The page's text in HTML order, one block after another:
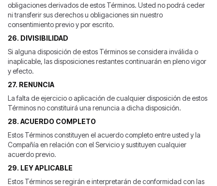
obligaciones derivados de estos Términos. Usted no podrá ceder
ni transferir sus derechos u obligaciones sin nuestro
consentimiento previo y por escrito.
26. DIVISIBILIDAD
Si alguna disposición de estos Términos se considera inválida o
inaplicable, las disposiciones restantes continuarán en pleno vigor
y efecto.
27. RENUNCIA
La falta de ejercicio o aplicación de cualquier disposición de estos
Términos no constituirá una renuncia a dicha disposición.
28. ACUERDO COMPLETO
Estos Términos constituyen el acuerdo completo entre usted y la
Compañía en relación con el Servicio y sustituyen cualquier
acuerdo previo.
29. LEY APLICABLE
Estos Términos se regirán e interpretarán de conformidad con las